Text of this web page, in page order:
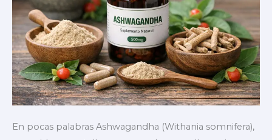
cuerpo
En pocas palabras Ashwagandha (Withania somnifera),